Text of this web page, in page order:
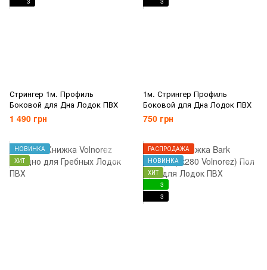
Стрингер 1м. Профиль
Боковой для Дна Лодок ПВХ
1 490 грн
1м. Стрингер Профиль
Боковой для Дна Лодок ПВХ
750 грн
НОВИНКА
ХИТ
РАСПРОДАЖА
НОВИНКА
ХИТ
3
3